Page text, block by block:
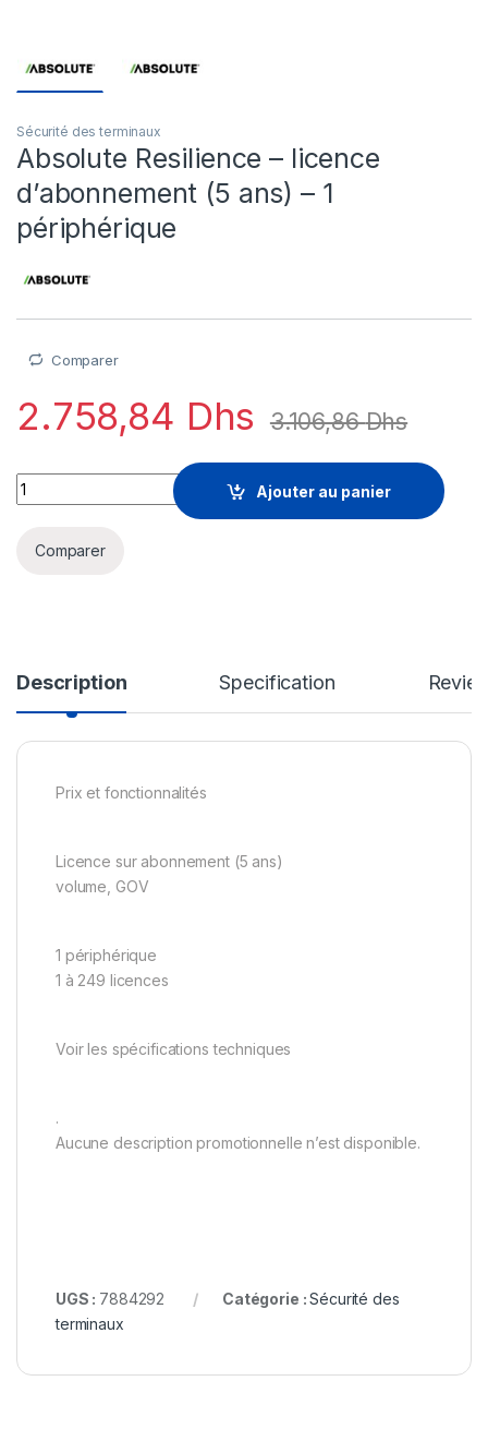
Sécurité des terminaux
Absolute Resilience – licence
d’abonnement (5 ans) – 1
périphérique
Comparer
2.758,84 Dhs 3.106,86Dhs
Absolute Resilience - licence d'abonnement (5 ans) - 1
Ajouter au panier
Comparer
Description Specification
Prix et fonctionnalités
Licence sur abonnement (5 ans)
volume, GOV
1 périphérique
1 à 249 licences
Voir les spécifications techniques
.
Aucune description promotionnelle n’est disponible.
UGS : 7884292 Catégorie :Sécurité des
terminaux